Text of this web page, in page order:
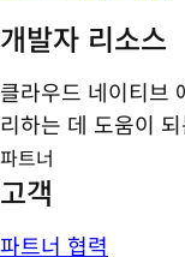
개발자 리소스
클라우드 네이티브
리하는 데 도움이
파트너
고객
파트너 협력